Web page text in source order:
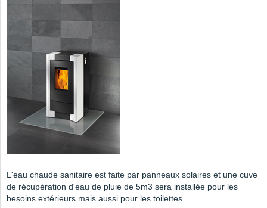
L'eau chaude sanitaire est faite par panneaux solaires et une cuve
de récupération d'eau de pluie de 5m3 sera installée pour les
besoins extérieurs mais aussi pour les toilettes.